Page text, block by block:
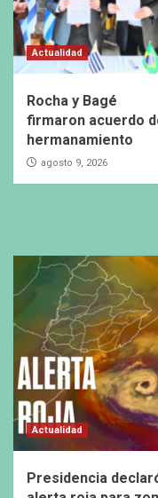
Actualidad
Rocha y Bagé
firmaron acuerdo
hermanamiento
agosto 9, 2026
Actualidad
Presidencia